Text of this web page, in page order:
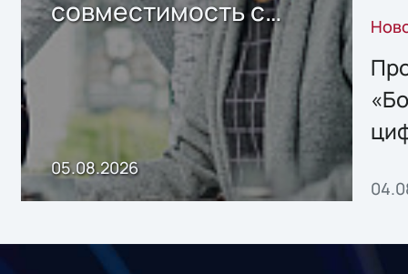
совместимость с
решением Sharx
Storage 2.x для
хранения данных
05.08.2026